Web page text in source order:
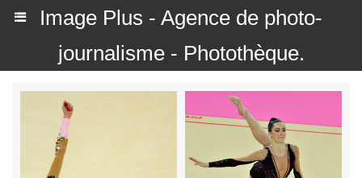
Image Plus - Agence de photo-
journalisme - Photothèque.